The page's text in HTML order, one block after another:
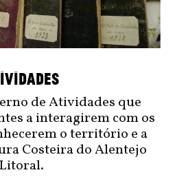
de Atividades que
a interagirem com os
o território e a
Costeira do Alentejo
Litoral.